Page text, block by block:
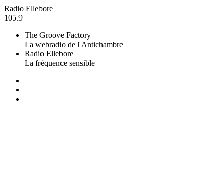
Radio Ellebore
105.9
The Groove Factory
La webradio de l'Antichambre
Radio Ellebore
La fréquence sensible